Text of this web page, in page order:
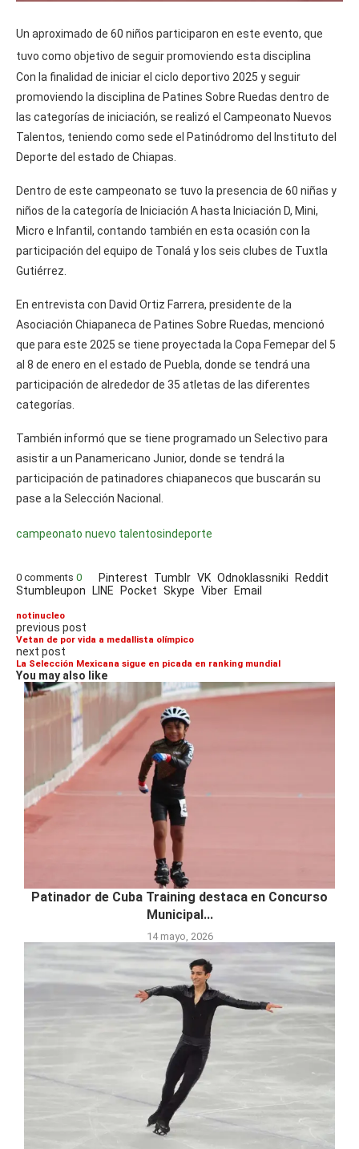
Un aproximado de 60 niños participaron en este evento, que
tuvo como objetivo de seguir promoviendo esta disciplina
Con la finalidad de iniciar el ciclo deportivo 2025 y seguir
promoviendo la disciplina de Patines Sobre Ruedas dentro de
las categorías de iniciación, se realizó el Campeonato Nuevos
Talentos, teniendo como sede el Patinódromo del Instituto del
Deporte del estado de Chiapas.
Dentro de este campeonato se tuvo la presencia de 60 niñas y
niños de la categoría de Iniciación A hasta Iniciación D, Mini,
Micro e Infantil, contando también en esta ocasión con la
participación del equipo de Tonalá y los seis clubes de Tuxtla
Gutiérrez.
En entrevista con David Ortiz Farrera, presidente de la
Asociación Chiapaneca de Patines Sobre Ruedas, mencionó
que para este 2025 se tiene proyectada la Copa Femepar del 5
al 8 de enero en el estado de Puebla, donde se tendrá una
participación de alrededor de 35 atletas de las diferentes
categorías.
También informó que se tiene programado un Selectivo para
asistir a un Panamericano Junior, donde se tendrá la
participación de patinadores chiapanecos que buscarán su
pase a la Selección Nacional.
campeonato nuevo talentosindeporte
0 comments 0 Pinterest Tumblr VK Odnoklassniki Reddit
Stumbleupon LINE Pocket Skype Viber Email
notinucleo
previous post
Vetan de por vida a medallista olímpico
next post
La Selección Mexicana sigue en picada en ranking mundial
You may also like
Patinador de Cuba Training destaca en Concurso
Municipal...
14 mayo, 2026